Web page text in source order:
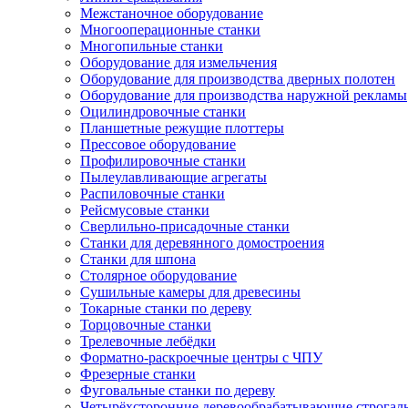
Межстаночное оборудование
Многооперационные станки
Многопильные станки
Оборудование для измельчения
Оборудование для производства дверных полотен
Оборудование для производства наружной рекламы
Оцилиндровочные станки
Планшетные режущие плоттеры
Прессовое оборудование
Профилировочные станки
Пылеулавливающие агрегаты
Распиловочные станки
Рейсмусовые станки
Сверлильно-присадочные станки
Станки для деревянного домостроения
Станки для шпона
Столярное оборудование
Сушильные камеры для древесины
Токарные станки по дереву
Торцовочные станки
Трелевочные лебёдки
Форматно-раскроечные центры с ЧПУ
Фрезерные станки
Фуговальные станки по дереву